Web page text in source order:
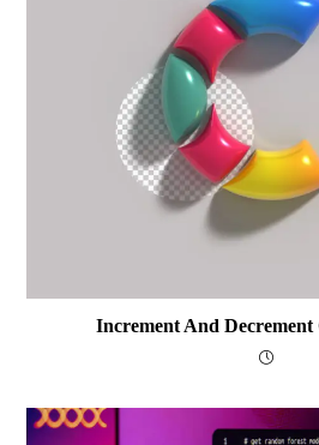
Increment And